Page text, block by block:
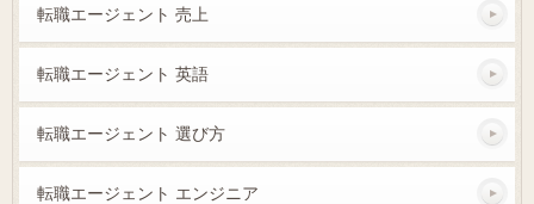
転職エージェント 売上
転職エージェント 英語
転職エージェント 選び方
転職エージェント エンジニア